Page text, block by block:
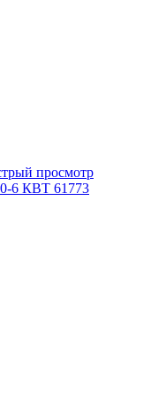
просмотр
6 КВТ 61773